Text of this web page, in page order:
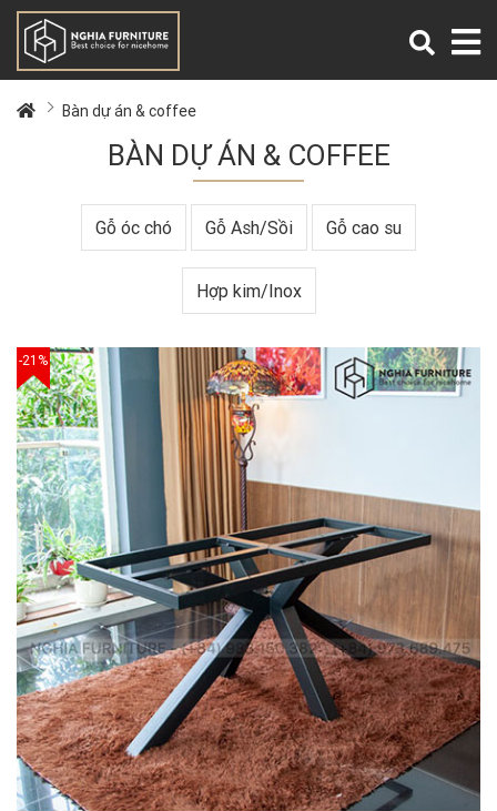
Bàn dự án & coffee
BÀN DỰ ÁN & COFFEE
Gỗ óc chó Gỗ Ash/Sồi Gỗ cao su
Hợp kim/Inox
-21%